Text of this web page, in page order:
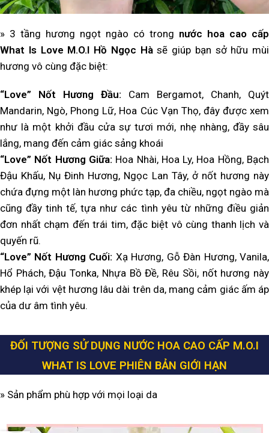
» 3 tầng hương ngọt ngào có trong nước hoa cao cấp
What Is Love M.O.I Hồ Ngọc Hàsẽ giúp bạn sở hữu mùi
hương vô cùng đặc biệt:
“Love” Nốt Hương Đầu: Cam Bergamot, Chanh, Quýt
Mandarin, Ngò, Phong Lữ, Hoa Cúc Vạn Thọ, đây được xem
như là một khởi đầu cửa sự tươi mới, nhẹ nhàng, đầy sâu
lắng, mang đến cảm giác sảng khoái
“Love” Nốt Hương Giữa: Hoa Nhài, Hoa Ly, Hoa Hồng, Bạch
Đậu Khấu, Nụ Đinh Hương, Ngọc Lan Tây, ở nốt hương này
chứa đựng một làn hương phức tạp, đa chiều, ngọt ngào mà
cũng đầy tinh tế, tựa như các tình yêu từ những điều giản
đơn nhất chạm đến trái tim, đặc biệt vô cùng thanh lịch và
quyến rũ.
“Love” Nốt Hương Cuối: Xạ Hương, Gỗ Đàn Hương, Vanila,
Hổ Phách, Đậu Tonka, Nhựa Bồ Đề, Rêu Sồi, nốt hương này
khép lại với vệt hương lâu dài trên da, mang cảm giác ấm áp
của dư âm tình yêu.
ĐỐI TƯỢNG SỬ DỤNG NƯỚC HOA CAO CẤP M.O.I
WHAT IS LOVE PHIÊN BẢN GIỚI HẠN
» Sản phẩm phù hợp với mọi loại da